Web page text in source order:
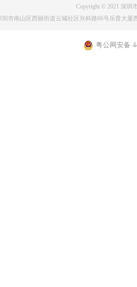
Copyright © 2021 深圳
市南山区西丽街道云城社区兴科路66号乐普大厦
粤公网安备